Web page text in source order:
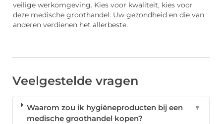
veilige werkomgeving. Kies voor kwaliteit, kies voor
deze medische groothandel. Uw gezondheid en die van
anderen verdienen het allerbeste.
Veelgestelde vragen
Waarom zou ik hygiëneproducten bij een
medische groothandel kopen?
▼